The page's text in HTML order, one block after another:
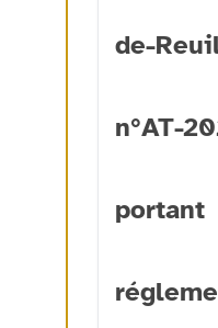
de-
n°AT-
portant